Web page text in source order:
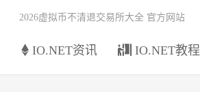
IO.NET资讯 IO.NET教程
2026虚拟币不清退交易所大全 官方网站